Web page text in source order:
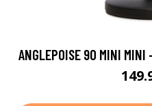
ANGLEPOISE 90 MINI MINI